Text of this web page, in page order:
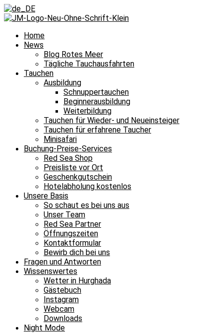
Home
News
Blog Rotes Meer
Tägliche Tauchausfahrten
Tauchen
Ausbildung
Schnuppertauchen
Beginnerausbildung
Weiterbildung
Tauchen für Wieder- und Neueinsteiger
Tauchen für erfahrene Taucher
Minisafari
Buchung-Preise-Services
Red Sea Shop
Preisliste vor Ort
Geschenkgutschein
Hotelabholung kostenlos
Unsere Basis
So schaut es bei uns aus
Unser Team
Red Sea Partner
Öffnungszeiten
Kontaktformular
Bewirb dich bei uns
Fragen und Antworten
Wissenswertes
Wetter in Hurghada
Gästebuch
Instagram
Webcam
Downloads
Night Mode